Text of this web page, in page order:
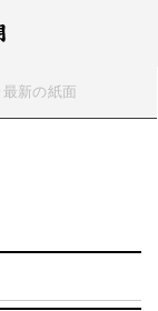
最新の紙面